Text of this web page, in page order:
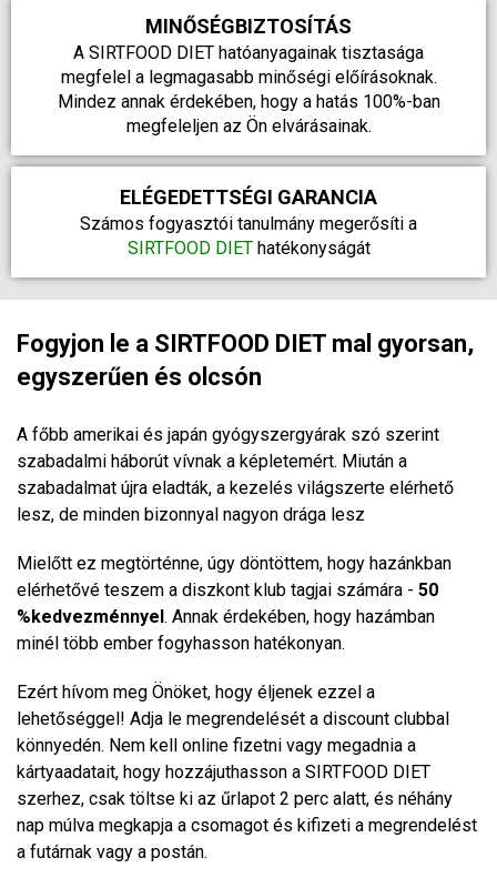
MINŐSÉGBIZTOSÍTÁS
A SIRTFOOD DIET hatóanyagainak tisztasága
megfelel a legmagasabb minőségi előírásoknak.
Mindez annak érdekében, hogy a hatás 100%-ban
megfeleljen az Ön elvárásainak.
ELÉGEDETTSÉGI GARANCIA
Számos fogyasztói tanulmány megerősíti a
SIRTFOOD DIEThatékonyságát
Fogyjon le a SIRTFOOD DIET mal gyorsan,
egyszerűen és olcsón
A főbb amerikai és japán gyógyszergyárak szó szerint
szabadalmi háborút vívnak a képletemért. Miután a
szabadalmat újra eladták, a kezelés világszerte elérhető
lesz, de minden bizonnyal nagyon drága lesz
Mielőtt ez megtörténne, úgy döntöttem, hogy hazánkban
elérhetővé teszem a diszkont klub tagjai számára - 50
%kedvezménnyel. Annak érdekében, hogy hazámban
minél több ember fogyhasson hatékonyan.
Ezért hívom meg Önöket, hogy éljenek ezzel a
lehetőséggel! Adja le megrendelését a discount clubbal
könnyedén. Nem kell online fizetni vagy megadnia a
kártyaadatait, hogy hozzájuthasson a SIRTFOOD DIET
szerhez, csak töltse ki az űrlapot 2 perc alatt, és néhány
nap múlva megkapja a csomagot és kifizeti a megrendelést
a futárnak vagy a postán.